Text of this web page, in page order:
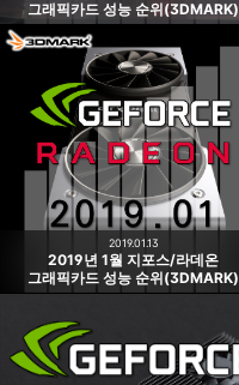
그래픽카드 성능 순위(3DMARK)
2019년 1월 지포스/라데온
그래픽카드 성능 순위(3DMARK)
2019.01.13